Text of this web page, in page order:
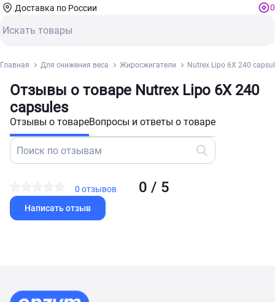
Доставка по России 0
Главная Для снижения веса Жиросжигатели Nutrex Lipo 6X 240
Отзывы о товаре Nutrex Lipo 6X 240
capsules
Отзывы о товареВопросы и ответы о товаре
0 / 5
0 отзывов
Написать отзыв